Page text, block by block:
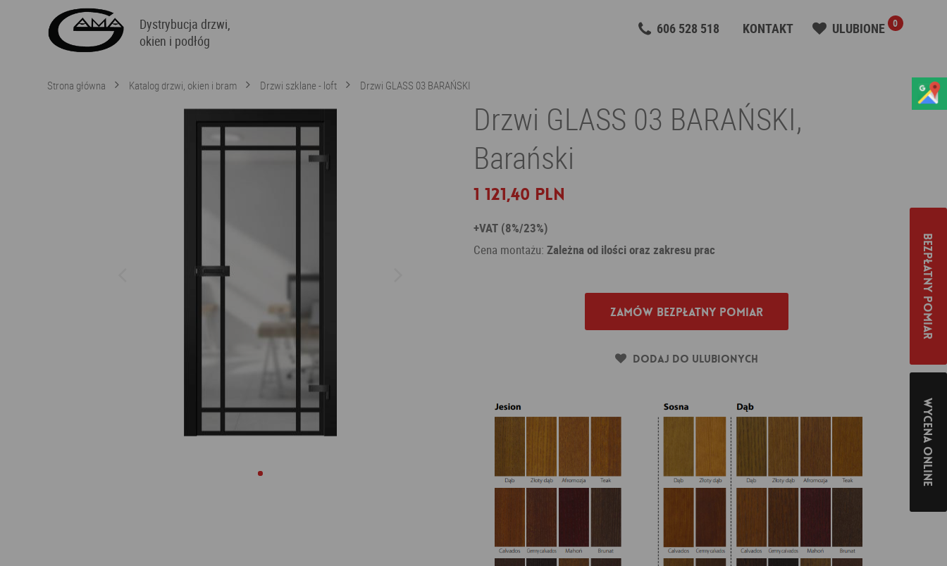
Dystrybucja drzwi,
okien i podłóg
606 528 518 KONTAKT ULUBIONE 0
Strona główna Katalog drzwi, okien i bram Drzwi szklane - loft Drzwi GLASS 03 BARAŃSKI
Drzwi GLASS 03 BARAŃSKI,
Barański
1 121,40 PLN
+VAT (8%/23%)
Cena montażu: Zależna od ilości oraz zakresu prac
Zamów bezpłatny pomiar
Dodaj do ulubionych
Bezpłatny pomiar
Wycena online